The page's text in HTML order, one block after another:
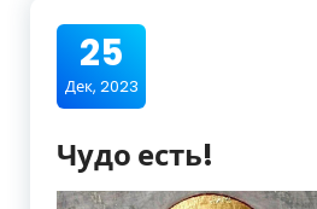
25
Дек, 2023
Чудо есть!